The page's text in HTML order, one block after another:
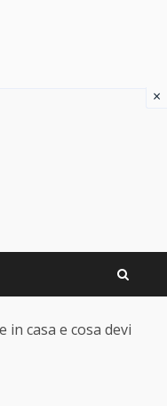
in casa e cosa devi
×